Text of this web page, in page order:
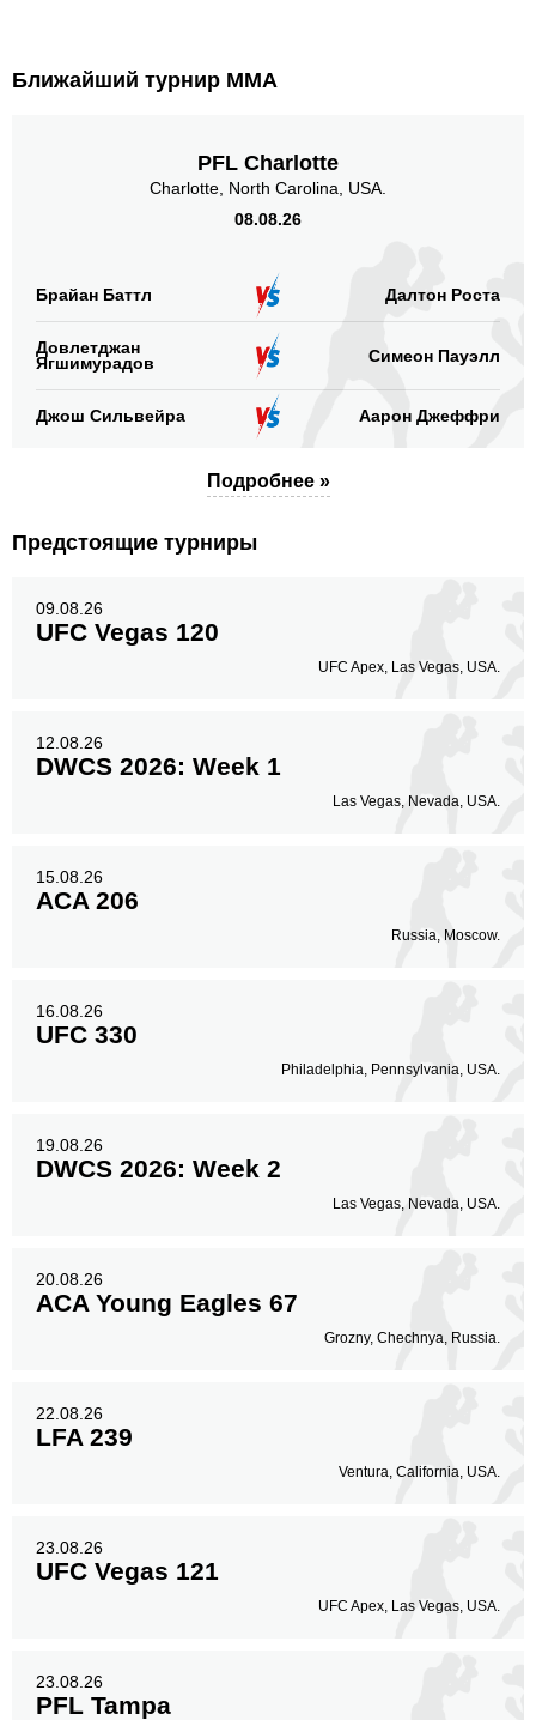
Ближайший турнир ММА
PFL Charlotte
Charlotte, North Carolina, USA.
08.08.26
Брайан Баттл Далтон Роста
Довлетджан
Ягшимурадов
Симеон Пауэлл
Джош Сильвейра Аарон Джеффри
Подробнее »
Предстоящие турниры
09.08.26
UFC Vegas 120
UFC Apex, Las Vegas, USA.
12.08.26
DWCS 2026: Week 1
Las Vegas, Nevada, USA.
15.08.26
ACA 206
Russia, Moscow.
16.08.26
UFC 330
Philadelphia, Pennsylvania, USA.
19.08.26
DWCS 2026: Week 2
Las Vegas, Nevada, USA.
20.08.26
ACA Young Eagles 67
Grozny, Chechnya, Russia.
22.08.26
LFA 239
Ventura, California, USA.
23.08.26
UFC Vegas 121
UFC Apex, Las Vegas, USA.
23.08.26
PFL Tampa